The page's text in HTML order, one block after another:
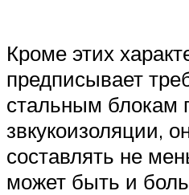
Кроме этих
предписывает
стальным блокам
звкукоизоляции,
составлять не
может быть и